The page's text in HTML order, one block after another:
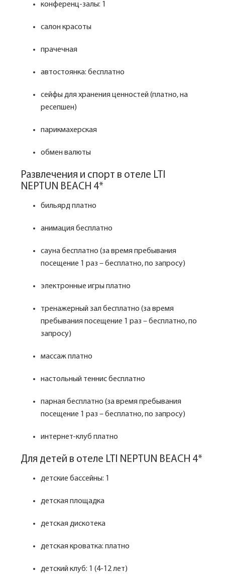
конференц-залы: 1
салон красоты
прачечная
автостоянка: бесплатно
сейфы для хранения ценностей (платно, на
ресепшен)
парикмахерская
обмен валюты
Развлечения и спорт в отеле LTI
NEPTUN BEACH 4*
бильярд платно
анимация бесплатно
сауна бесплатно (за время пребывания
посещение 1 раз – бесплатно, по запросу)
электронные игры платно
тренажерный зал бесплатно (за время
пребывания посещение 1 раз – бесплатно, по
запросу)
массаж платно
настольный теннис бесплатно
парная бесплатно (за время пребывания
посещение 1 раз – бесплатно, по запросу)
интернет-клуб платно
Для детей в отеле LTI NEPTUN BEACH 4*
детские бассейны: 1
детская площадка
детская дискотека
детская кроватка: платно
детский клуб: 1 (4-12 лет)